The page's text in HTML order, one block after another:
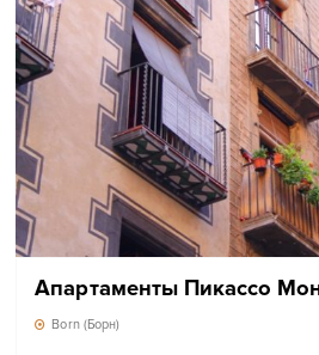
Апартаменты Пикассо
Born (Борн)